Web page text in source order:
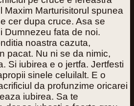
Maxim Marturisitorul spunea
cer dupa cruce. Asa se
Dumnezeu fata de noi.
noastra cazuta,
pacat. Nu ni se da nimic,
Si iubirea e o jertfa. Jertfesti
sinele celuilalt. E o
da profunzime oricarei
iubirea. Sa te